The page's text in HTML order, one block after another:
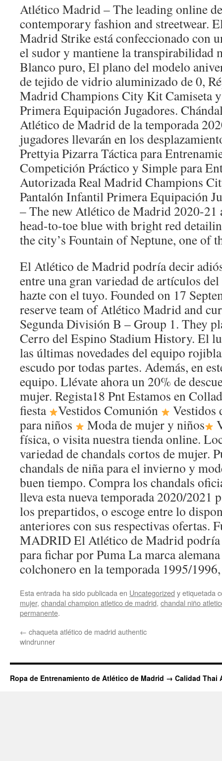
Atlético Madrid – The leading online
contemporary fashion and streetwear.
Madrid Strike está confeccionado con
el sudor y mantiene la transpirabilidad
Blanco puro, El plano del modelo
de tejido de vidrio aluminizado de 0,
Madrid Champions City Kit Camiseta
Primera Equipación Jugadores.
Atlético de Madrid de la temporada
jugadores llevarán en los
Prettyia Pizarra Táctica para
Competición Práctico y Simple para
Autorizada Real Madrid Champions
Pantalón Infantil Primera Equipación
– The new Atlético de Madrid 2020-21
head-to-toe blue with bright red
the city’s Fountain of Neptune, one of
El Atlético de Madrid podría decir
entre una gran variedad de artículos
hazte con el tuyo. Founded on 17
reserve team of Atlético Madrid and
Segunda División B – Group 1. They
Cerro del Espino Stadium History. El
las últimas novedades del equipo
escudo por todas partes. Además, en
equipo. Llévate ahora un 20% de
mujer. Regista18 Pnt Estamos en
fiesta
Vestidos Comunión
Vestidos
para niños
Moda de mujer y niños
física, o visita nuestra tienda online.
variedad de chandals cortos de mujer.
chandals de niña para el invierno y
buen tiempo. Compra los chandals
lleva esta nueva temporada 2020/2021
los prepartidos, o escoge entre lo
anteriores con sus respectivas
MADRID El Atlético de Madrid podría
para fichar por Puma La marca
colchonero en la temporada 1995/
Esta entrada ha sido publicada en Uncategorized y etiquetada
mujer, chandal champion atletico de madrid, chandal niño
permanente.
← chaqueta atlético de madrid authentic
windrunner
Ropa de Entrenamiento de Atlético de Madrid → Calidad Thai